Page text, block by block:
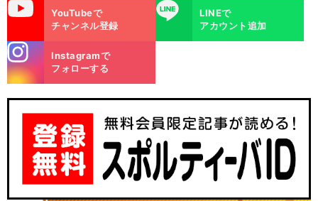
YouTubeで
チャンネル登録
LINE
LINEで
アカウント追加
m
Instagramで
フォローする